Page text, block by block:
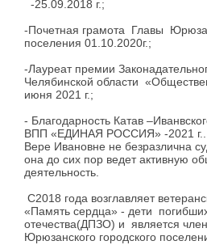
-25.09.2018 г.;
-Почетная грамота Главы
поселения 01.10.2020г.;
-Лауреат премии
Челябинской области
июня 2021 г.;
- Благодарность Катав
ВПП «ЕДИНАЯ РОССИЯ» -2021
Вере Ивановне не безразлична
она до сих пор ведет активную
деятельность.
С2018 года возглавляет
«Память сердца» - дети
отечества(ДПЗО) и является
Юрюзанского городского